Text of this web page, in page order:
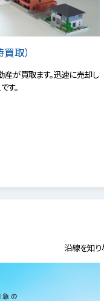
取）
が買取ます。迅速に売却し
す。
沿線を知り